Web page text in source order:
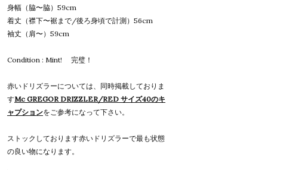
身幅（脇〜脇）59cm
着丈（襟下〜裾まで/後ろ身頃で計測）56cm
袖丈（肩〜）59cm
Condition : Mint! 完璧！
赤いドリズラーについては、同時掲載しておりま
すMc GREGOR DRIZZLER/RED サイズ40のキ
ャプションをご参考になって下さい。
ストックしております赤いドリズラーで最も状態
の良い物になります。